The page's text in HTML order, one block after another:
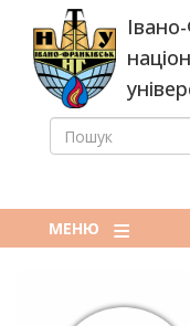
основного
вмісту
ПОШУК
МЕНЮ